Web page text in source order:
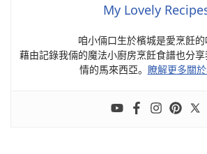
My Lovely
咱小倆口生於檳城是愛烹飪的
藉由記錄我倆的魔法小廚房烹飪食譜也分
情的馬來西亞。 瞭解更多關